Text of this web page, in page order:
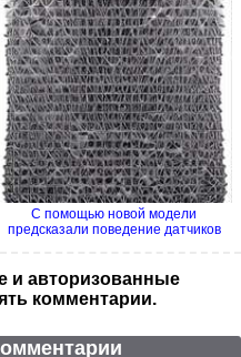
С помощью новой модели
предсказали поведение датчиков
и авторизованные
комментарии.